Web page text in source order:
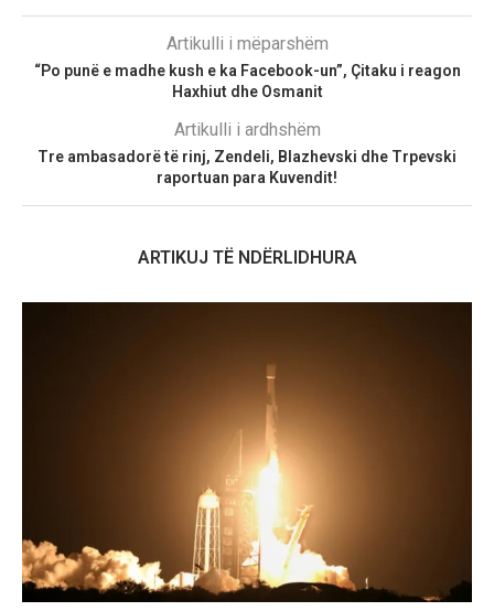
Artikulli i mëparshëm
“Po punë e madhe kush e ka Facebook-un”, Çitaku i reagon
Haxhiut dhe Osmanit
Artikulli i ardhshëm
Tre ambasadorë të rinj, Zendeli, Blazhevski dhe Trpevski
raportuan para Kuvendit!
ARTIKUJ TË NDËRLIDHURA